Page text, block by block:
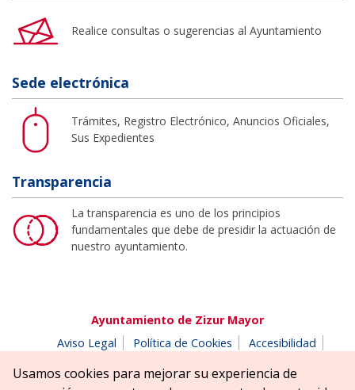
Realice consultas o sugerencias al Ayuntamiento
Sede electrónica
Trámites, Registro Electrónico, Anuncios Oficiales,
Sus Expedientes
Transparencia
La transparencia es uno de los principios
fundamentales que debe de presidir la actuación de
nuestro ayuntamiento.
Ayuntamiento de Zizur Mayor
Aviso Legal
Política de Cookies
Accesibilidad
Parque Erreniega parkea, s/n | 31180 Zizur Mayor-Zizur
Usamos cookies para mejorar su experiencia de